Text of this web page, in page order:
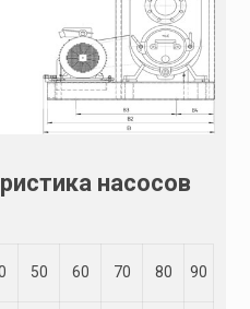
насосов
50 60 70 80 90